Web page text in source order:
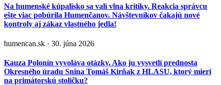
Na humenské kúpalisko sa valí vlna kritiky. Reakcia správcu
ešte viac pobúrila Humenčanov. Návštevníkov čakajú nové
kontroly aj zákaz vlastného jedla!
humencan.sk · 30. júna 2026
Kauza Polonín vyvoláva otázky. Ako ju vysvetlí prednosta
Okresného úradu Snina Tomáš Kirňak z HLASU, ktorý mieri
na primátorskú stoličku?